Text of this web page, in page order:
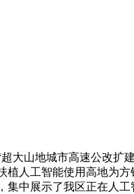
山地城市高速公改扩
人工智能使用高地为
中展示了我区正在人工